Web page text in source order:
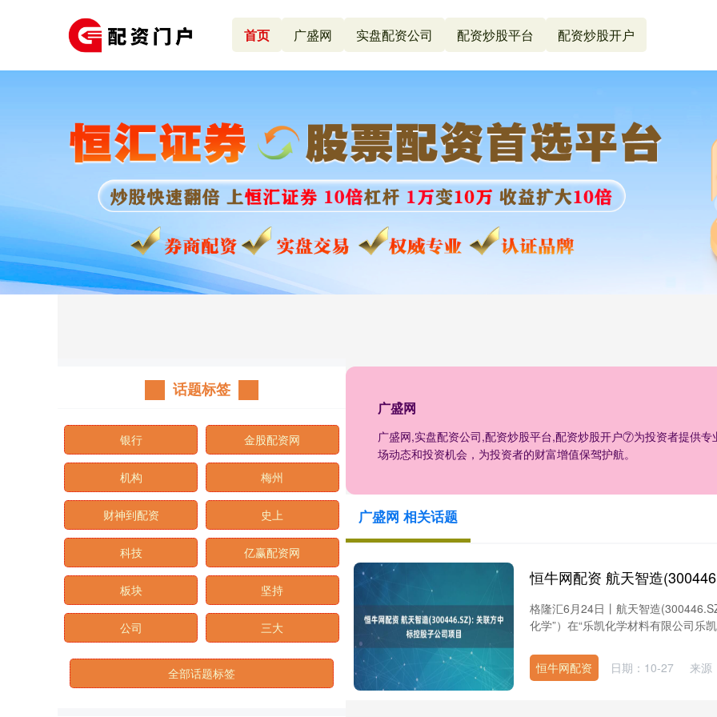
首页 广盛网 实盘配资公司 配资炒股平台 配资炒股开户
广盛网
广盛网,实盘配资公司,配资炒股平台,配资炒股开户⑦为投资者提供
场动态和投资机会，为投资者的财富增值保驾护航。
广盛网 相关话题
格隆汇6月24日丨航天智造
化学”）在“乐凯化学材料有限公司乐
恒牛网配资 日期：10-27 来源
话题标签
银行 金股配资网
机构 梅州
财神到配资 史上
科技 亿赢配资网
板块 坚持
公司 三大
全部话题标签